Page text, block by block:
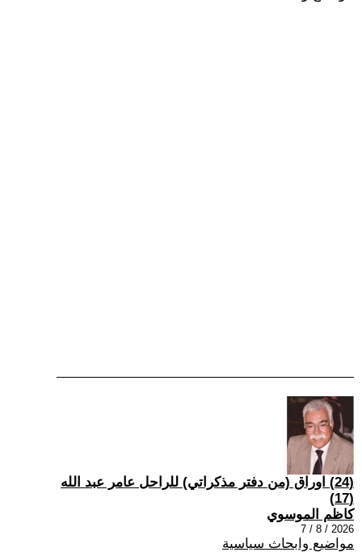
(24) اوراق (من دفتر مذكراتي) للراحل عامر عبد الله
(17)
كاظم الموسوي
2026 / 8 / 7
مواضيع وابحاث سياسية